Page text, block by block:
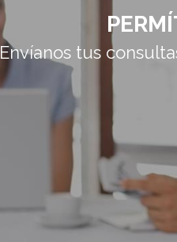
Envíanos tus